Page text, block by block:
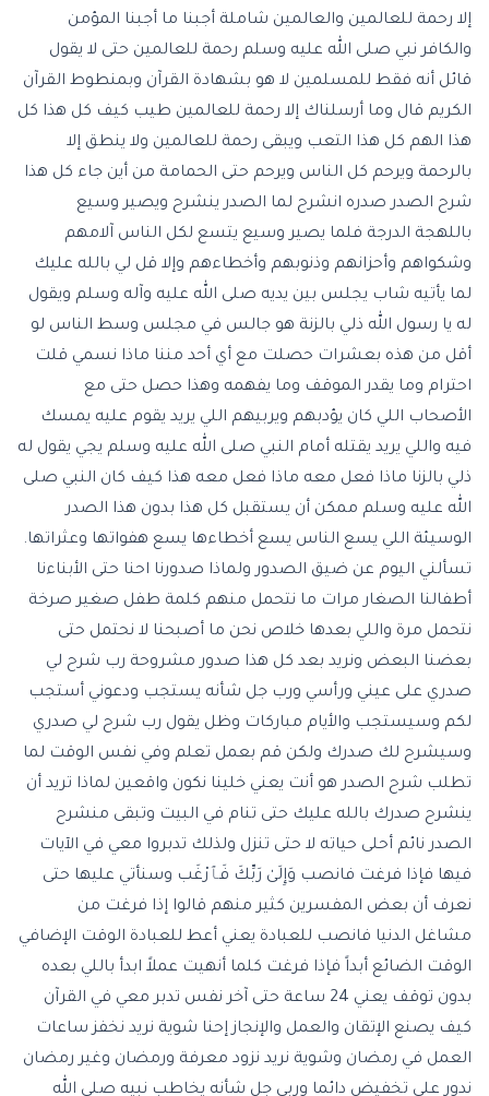
إلا رحمة للعالمين والعالمين شاملة أجبنا ما أجبنا المؤمن
والكافر نبي صلى الله عليه وسلم رحمة للعالمين حتى لا يقول
قائل أنه فقط للمسلمين لا هو بشهادة القرآن وبمنطوط القرآن
الكريم قال وما أرسلناك إلا رحمة للعالمين طيب كيف كل هذا كل
هذا الهم كل هذا التعب ويبقى رحمة للعالمين ولا ينطق إلا
بالرحمة ويرحم كل الناس ويرحم حتى الحمامة من أين جاء كل هذا
شرح الصدر صدره انشرح لما الصدر ينشرح ويصير وسيع
باللهجة الدرجة فلما يصير وسيع يتسع لكل الناس آلامهم
وشكواهم وأحزانهم وذنوبهم وأخطاءهم وإلا قل لي بالله عليك
لما يأتيه شاب يجلس بين يديه صلى الله عليه وآله وسلم ويقول
له يا رسول الله ذلي بالزنة هو جالس في مجلس وسط الناس لو
أقل من هذه بعشرات حصلت مع أي أحد مننا ماذا نسمي قلت
احترام وما يقدر الموقف وما يفهمه وهذا حصل حتى مع
الأصحاب اللي كان يؤدبهم ويربيهم اللي يريد يقوم عليه يمسك
فيه واللي يريد يقتله أمام النبي صلى الله عليه وسلم يجي يقول له
ذلي بالزنا ماذا فعل معه ماذا فعل معه هذا كيف كان النبي صلى
الله عليه وسلم ممكن أن يستقبل كل هذا بدون هذا الصدر
الوسيئة اللي يسع الناس يسع أخطاءها يسع هفواتها وعثراتها.
تسألني اليوم عن ضيق الصدور ولماذا صدورنا احنا حتى الأبناءنا
أطفالنا الصغار مرات ما نتحمل منهم كلمة طفل صغير صرخة
نتحمل مرة واللي بعدها خلاص نحن ما أصبحنا لا نحتمل حتى
بعضنا البعض ونريد بعد كل هذا صدور مشروحة رب شرح لي
صدري على عيني ورأسي ورب جل شأنه يستجب ودعوني أستجب
لكم وسيستجب والأيام مباركات وظل يقول رب شرح لي صدري
وسيشرح لك صدرك ولكن قم بعمل تعلم وفي نفس الوقت لما
تطلب شرح الصدر هو أنت يعني خلينا نكون واقعين لماذا تريد أن
ينشرح صدرك بالله عليك حتى تنام في البيت وتبقى منشرح
الصدر نائم أحلى حياته لا حتى تنزل ولذلك تدبروا معي في الآيات
فيها فإذا فرغت فانصب وَإِلَىٰ رَبِّكَ فَٱرْغَب وسنأتي عليها حتى
نعرف أن بعض المفسرين كثير منهم قالوا إذا فرغت من
مشاغل الدنيا فانصب للعبادة يعني أعط للعبادة الوقت الإضافي
الوقت الضائع أبداً فإذا فرغت كلما أنهيت عملاً ابدأ باللي بعده
بدون توقف يعني 24 ساعة حتى آخر نفس تدبر معي في القرآن
كيف يصنع الإتقان والعمل والإنجاز إحنا شوية نريد نخفز ساعات
العمل في رمضان وشوية نريد نزود معرفة ورمضان وغير رمضان
ندور على تخفيض دائما وربي جل شأنه يخاطب نبيه صلى الله